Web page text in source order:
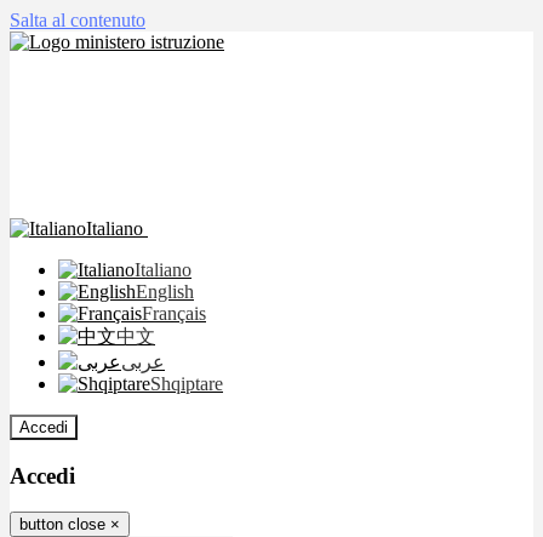
Salta al contenuto
Italiano
Italiano
English
Français
中文
عربى
Shqiptare
Accedi
Accedi
button close ×